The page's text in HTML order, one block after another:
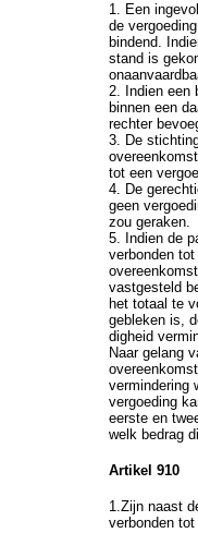
1. Een
de
bindend.
stand is
2. Indien een
binnen een
rechter
3. De
tot een
4. De
geen
zou geraken.
5. Indien de
verbonden
vastgesteld
het totaal te
gebleken is,
digheid
Naar gelang
vermindering
vergoeding
eerste en
welk bedrag
Artikel 910
1.Zijn naast
verbonden